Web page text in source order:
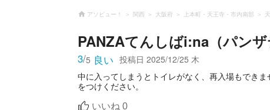
アソビュー！ 関西 大阪府 上本町・天王寺・市内南部
PANZAてんしばi:na（パンザ
3/5 良い 投稿日 2025/12/25 木
中に入ってしまうとトイレがなく、再入場もでき
をつけください。
いいね 0